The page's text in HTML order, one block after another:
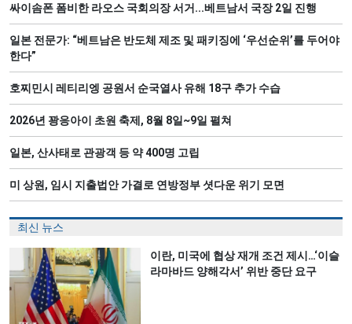
싸이솜폰 폼비한 라오스 국회의장 서거...베트남서 국장 2일 진행
일본 전문가: “베트남은 반도체 제조 및 패키징에 ‘우선순위’를 두어야
한다”
호찌민시 레티리엥 공원서 순국열사 유해 18구 추가 수습
2026년 꽝응아이 초원 축제, 8월 8일~9일 펼쳐
일본, 산사태로 관광객 등 약 400명 고립
미 상원, 임시 지출법안 가결로 연방정부 셧다운 위기 모면
최신 뉴스
이란, 미국에 협상 재개 조건 제시…‘이슬
라마바드 양해각서’ 위반 중단 요구